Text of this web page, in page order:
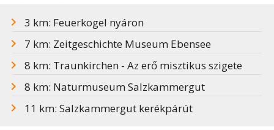
3 km: Feuerkogel nyáron
7 km: Zeitgeschichte Museum Ebensee
8 km: Traunkirchen - Az erő misztikus szigete
8 km: Naturmuseum Salzkammergut
11 km: Salzkammergut kerékpárút